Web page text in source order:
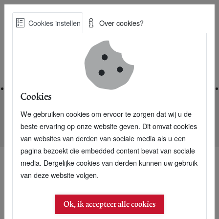
Skip
Best Practices voor een duurzame toekomst
Nieuwsarchief
P+ Dossier Milieuminister Jacqueline Cramer
18 februari 2007
P+ Dossier
Cookies instellen Over cookies?
Cookies
We gebruiken cookies om ervoor te zorgen dat wij u de
beste ervaring op onze website geven. Dit omvat cookies
van websites van derden van sociale media als u een
pagina bezoekt die embedded content bevat van sociale
media. Dergelijke cookies van derden kunnen uw gebruik
van deze website volgen.
Ok, ik accepteer alle cookies